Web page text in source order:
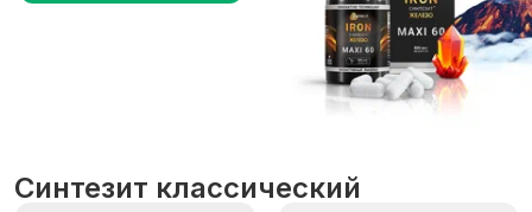
Синтезит классический